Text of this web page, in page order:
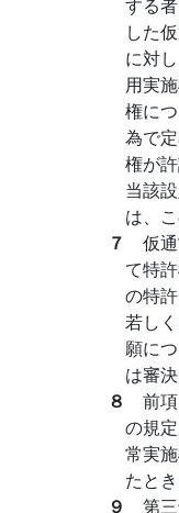
した
に対
用実
権に
為で
権が
当該
は、
７ 仮
て特
の特
若し
願に
は審
８ 前
の規
常実
たと
９ 第